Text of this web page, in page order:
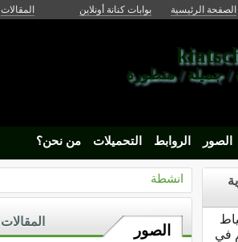
الصفحة الرئيسية بوابات كنانة أونلاين المقالات
/ جميلة / متطورة
الصور الروابط التحميلات من نحن؟
انشطة
الصور
المقالات
في